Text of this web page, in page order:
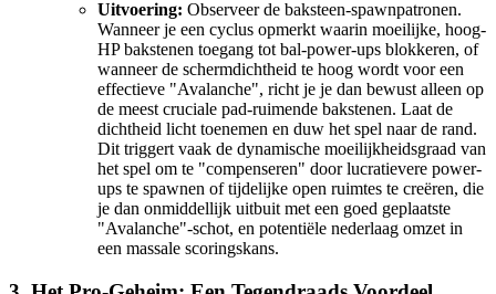
Uitvoering: Observeer de baksteen-spawnpatronen.
Wanneer je een cyclus opmerkt waarin moeilijke, hoog-
HP bakstenen toegang tot bal-power-ups blokkeren, of
wanneer de schermdichtheid te hoog wordt voor een
effectieve "Avalanche", richt je je dan bewust alleen op
de meest cruciale pad-ruimende bakstenen. Laat de
dichtheid licht toenemen en duw het spel naar de rand.
Dit triggert vaak de dynamische moeilijkheidsgraad van
het spel om te "compenseren" door lucratievere power-
ups te spawnen of tijdelijke open ruimtes te creëren, die
je dan onmiddellijk uitbuit met een goed geplaatste
"Avalanche"-schot, en potentiële nederlaag omzet in
een massale scoringskans.